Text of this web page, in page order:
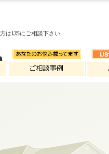
はIJSにご相談下さい